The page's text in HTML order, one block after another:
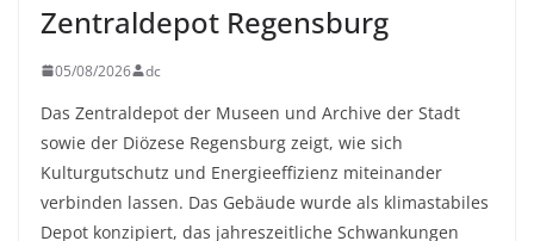
Zentraldepot Regensburg
05/08/2026 dc
Das Zentraldepot der Museen und Archive der Stadt
sowie der Diözese Regensburg zeigt, wie sich
Kulturgutschutz und Energieeffizienz miteinander
verbinden lassen. Das Gebäude wurde als klimastabiles
Depot konzipiert, das jahreszeitliche Schwankungen